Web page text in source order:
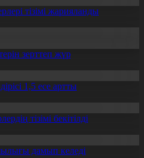
тізімі жарияланды
зерттеп жүр
1,5 есе артты
тізімі бекітілді
дамып келеді